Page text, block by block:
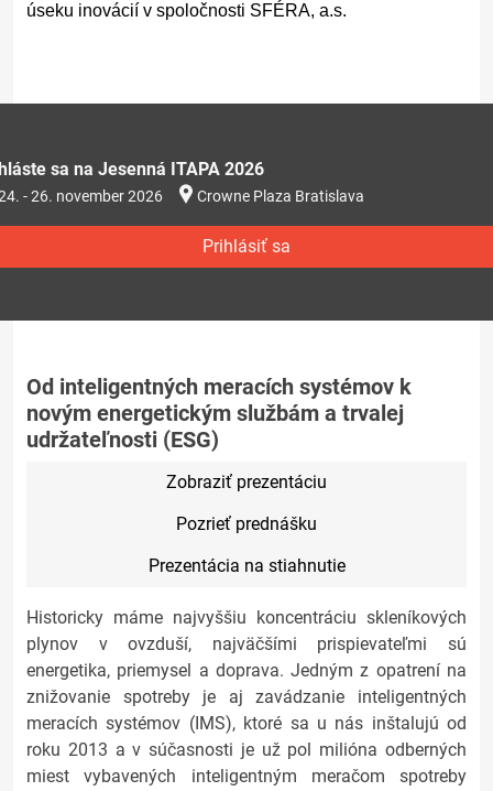
úseku inovácií v spoločnosti SFÉRA, a.s.
sa na Jesenná ITAPA 2026
- 26. november 2026 Crowne Plaza Bratislava
Prihlásiť sa
Od inteligentných meracích systémov k
novým energetickým službám a trvalej
udržateľnosti (ESG)
Zobraziť prezentáciu
Pozrieť prednášku
Prezentácia na stiahnutie
Historicky máme najvyššiu koncentráciu skleníkových
plynov v ovzduší, najväčšími prispievateľmi sú
energetika, priemysel a doprava. Jedným z opatrení na
znižovanie spotreby je aj zavádzanie inteligentných
meracích systémov (IMS), ktoré sa u nás inštalujú od
roku 2013 a v súčasnosti je už pol milióna odberných
miest vybavených inteligentným meračom spotreby